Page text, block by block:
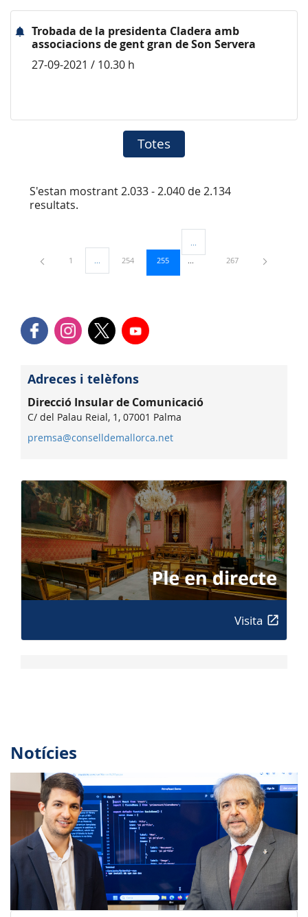
Trobada de la presidenta Cladera amb
associacions de gent gran de Son Servera
27-09-2021 / 10.30 h
Totes
S'estan mostrant 2.033 - 2.040 de 2.134
resultats.
Pàgina
1 ...Pàgines intermèdies Utilitzeu TAB per navegar.
Pàgina
254 Pàgina
255
Pàgines intermèdies Utilitzeu
Pàgina
267
Adreces i telèfons
Direcció Insular de Comunicació
C/ del Palau Reial, 1, 07001 Palma
premsa@conselldemallorca.net
Visita
Notícies